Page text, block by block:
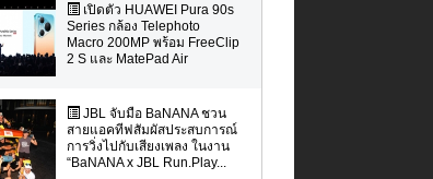
เปิดตัว HUAWEI Pura 90s
Series กล้อง Telephoto
Macro 200MP พร้อม FreeClip
2 S และ MatePad Air
JBL จับมือ BaNANA ชวน
สายแอคทีฟสัมผัสประสบการณ์
การวิ่งไปกับเสียงเพลง ในงาน
“BaNANA x JBL Run.Play...